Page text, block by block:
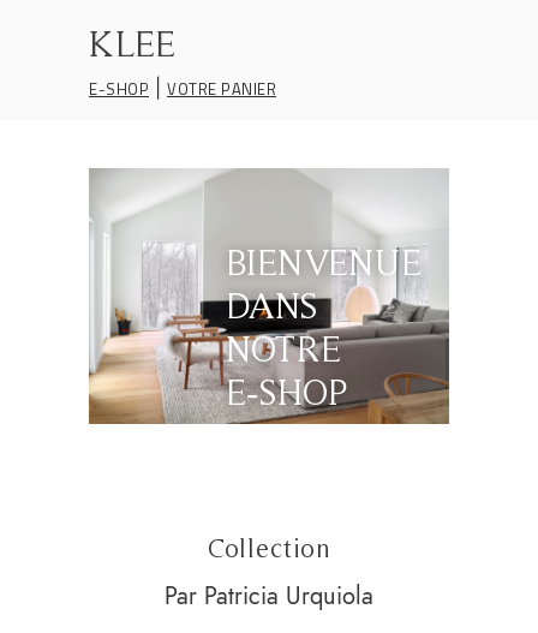
KLEE
E-SHOP VOTRE PANIER
BIENVENUE
DANS
NOTRE
E‑SHOP
Collection
Par Patricia Urquiola